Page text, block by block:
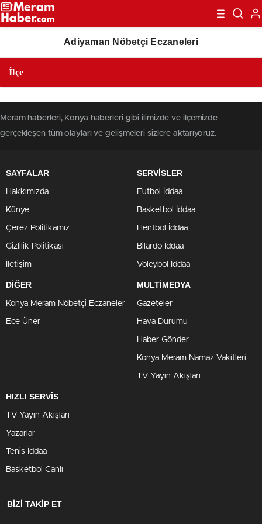
Adiyaman Nöbetçi Eczaneleri
Meram haberleri, Konya haberleri gibi ilimizde ve ilçemizde
gerçekleşen tüm olayları ve gelişmeleri sizlere aktarıyoruz.
SAYFALAR
Hakkımızda
Künye
Çerez Politikamız
Gizlilik Politikası
İletişim
SERVİSLER
Futbol İddaa
Basketbol İddaa
Hentbol İddaa
Bilardo İddaa
Voleybol İddaa
DİĞER
Konya Meram Nöbetçi Eczaneler
Ece Üner
MULTİMEDYA
Gazeteler
Hava Durumu
Haber Gönder
Konya Meram Namaz Vakitleri
TV Yayın Akışları
HIZLI SERVİS
TV Yayın Akışları
Yazarlar
Tenis İddaa
Basketbol Canlı
BİZİ TAKİP ET